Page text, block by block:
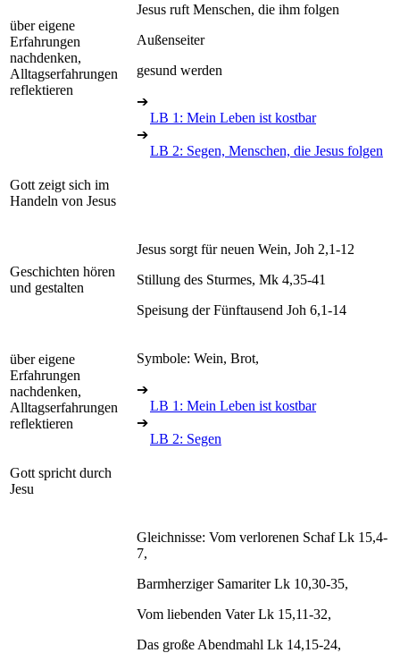
über eigene
Erfahrungen
nachdenken,
Alltagserfahrungen
reflektieren
Jesus ruft Menschen, die ihm folgen
Außenseiter
gesund werden
➔
LB 1: Mein Leben ist kostbar
➔
LB 2: Segen, Menschen, die Jesus folgen
Gott zeigt sich im
Handeln von Jesus
Geschichten hören
und gestalten
Jesus sorgt für neuen Wein, Joh 2,1-12
Stillung des Sturmes, Mk 4,35-41
Speisung der Fünftausend Joh 6,1-14
über eigene
Erfahrungen
nachdenken,
Alltagserfahrungen
reflektieren
Symbole: Wein, Brot,
➔
LB 1: Mein Leben ist kostbar
➔
LB 2: Segen
Gott spricht durch
Jesu
Gleichnisse: Vom verlorenen Schaf Lk 15,4-
7,
Barmherziger Samariter Lk 10,30-35,
Vom liebenden Vater Lk 15,11-32,
Das große Abendmahl Lk 14,15-24,